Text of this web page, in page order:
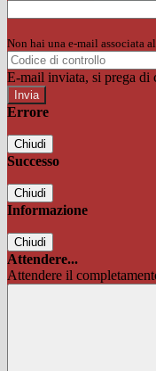
Non hai una e-mail associata
E-mail inviata, si prega di
Errore
Chiudi
Successo
Chiudi
Informazione
Chiudi
Attendere...
Attendere il